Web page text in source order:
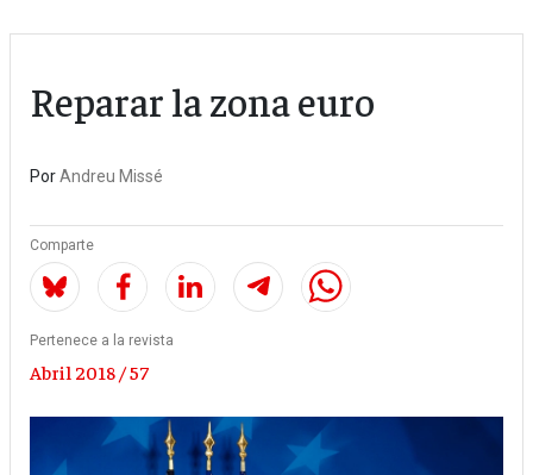
Reparar la zona euro
PorAndreu Missé
Comparte
Pertenece a la revista
Abril 2018 / 57